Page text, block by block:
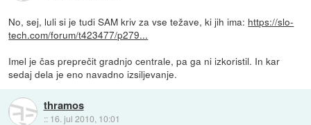
No, sej, luli si je tudi SAM kriv za vse težave, ki jih ima: https://slo-
tech.com/forum/t423477/p279...
Imel je čas preprečit gradnjo centrale, pa ga ni izkoristil. In kar
sedaj dela je eno navadno izsiljevanje.
thramos
:: 16. jul 2010, 10:01